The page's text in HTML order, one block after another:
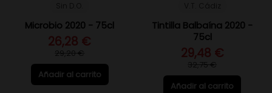
Microbio 2020 - 75cl
26,28 €
29,20 €
Añadir al carrito
Tintilla Balbaína 2020 -
75cl
29,48 €
32,75 €
Añadir al carrito